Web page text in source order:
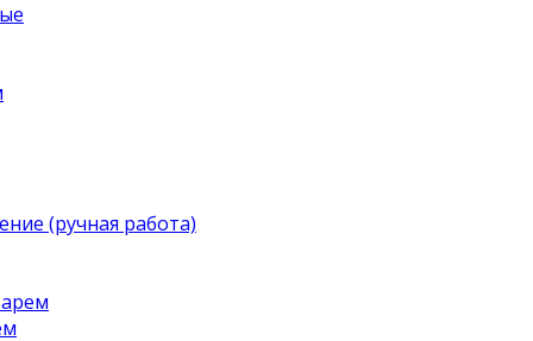
(ручная работа)